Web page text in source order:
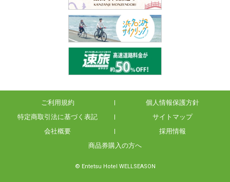
ご利用規約
個人情報保護方針
特定商取引法に基づく表記
サイトマップ
会社概要
採用情報
商品券購入の方へ
© Entetsu Hotel WELLSEASON